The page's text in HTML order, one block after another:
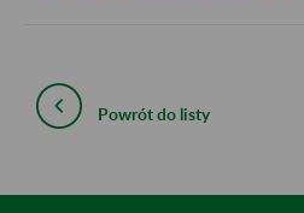
Powrót do listy